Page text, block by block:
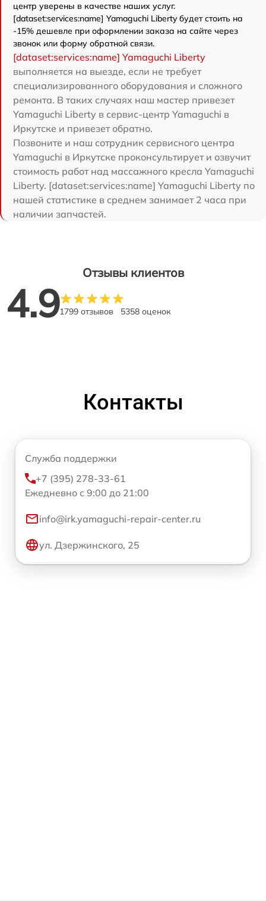
центр уверены в качестве наших услуг.
[dataset:services:name] Yamaguchi Liberty будет стоить на
-15% дешевле при оформлении заказа на сайте через
звонок или форму обратной связи.
[dataset:services:name] Yamaguchi Liberty
выполняется на выезде, если не требует
специализированного оборудования и сложного
ремонта. В таких случаях наш мастер привезет
Yamaguchi Liberty в сервис-центр Yamaguchi в
Иркутске и привезет обратно.
Позвоните и наш сотрудник сервисного центра
Yamaguchi в Иркутске проконсультирует и озвучит
стоимость работ над массажного кресла Yamaguchi
Liberty. [dataset:services:name] Yamaguchi Liberty по
нашей статистике в среднем занимает 2 часа при
наличии запчастей.
Отзывы клиентов
4.91799 отзывов 5358 оценок
Контакты
Служба поддержки
+7 (395) 278-33-61
Ежедневно с 9:00 до 21:00
info@irk.yamaguchi-repair-center.ru
ул. Дзержинского, 25